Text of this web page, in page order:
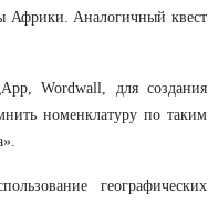
Африки. Аналогичный квест
Wordwall, для создания
номенклатуру по таким
географических